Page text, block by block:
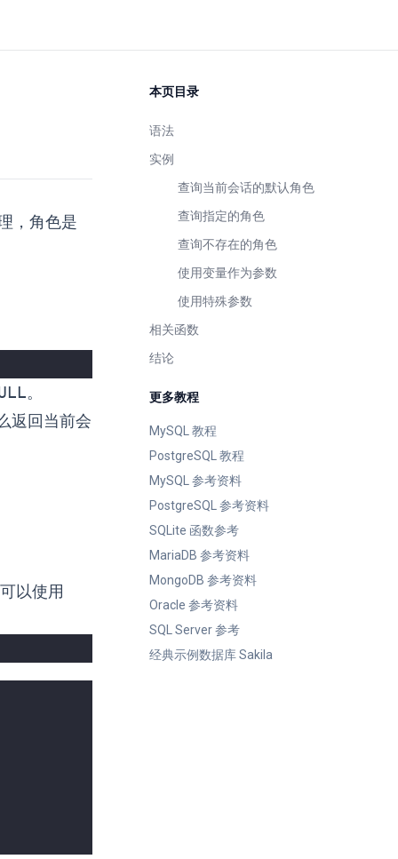
，角色是
。
返回当前会
以使用
本页目录
语法
实例
查询当前会话的默认角色
查询指定的角色
查询不存在的角色
使用变量作为参数
使用特殊参数
相关函数
结论
更多教程
MySQL 教程
PostgreSQL 教程
MySQL 参考资料
PostgreSQL 参考资料
SQLite 函数参考
MariaDB 参考资料
MongoDB 参考资料
Oracle 参考资料
SQL Server 参考
经典示例数据库 Sakila